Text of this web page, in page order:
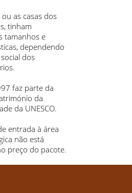
as casas dos
tinham
tamanhos e
dependendo
dos
faz parte da
da
da UNESCO.
entrada à área
não está
preço do pacote.